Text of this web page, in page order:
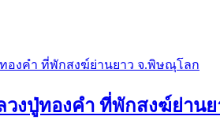
วงปู่ทองคำ ที่พักสงฆ์ย่าน